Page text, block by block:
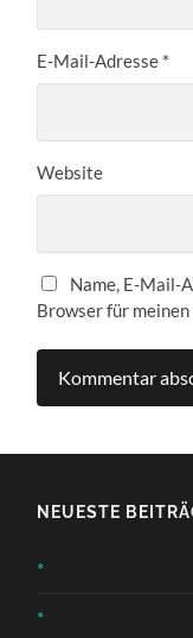
E-Mail-Adresse *
Website
Name, E-Mail-
Browser für
NEUESTE
*
*